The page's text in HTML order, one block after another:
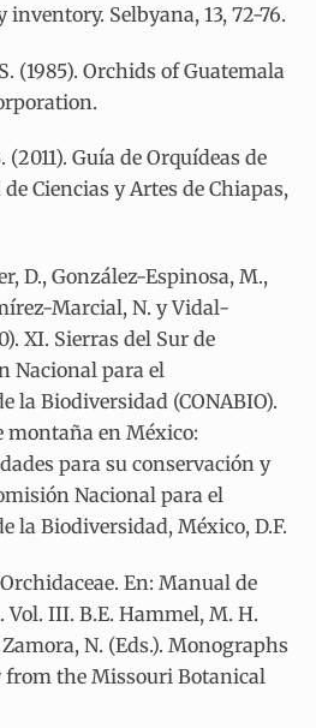
Selbyana, 13, 72-76.
(1985). Orchids of Guatemala
(2011). Guía de Orquídeas de
Ciencias y Artes de Chiapas,
D., González-Espinosa, M.,
Marcial, N. y Vidal-
XI. Sierras del Sur de
Nacional para el
la Biodiversidad (CONABIO).
montaña en México:
para su conservación y
Nacional para el
la Biodiversidad, México, D.F.
En: Manual de
Vol. III. B.E. Hammel, M. H.
N. (Eds.). Monographs
the Missouri Botanical